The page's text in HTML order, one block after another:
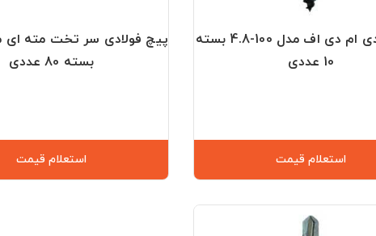
پیچ فولادی ام دی اف مدل 100-4.8 بسته
10 عددی
استعلام قیمت
بسته 80 عددی
استعلام قیمت